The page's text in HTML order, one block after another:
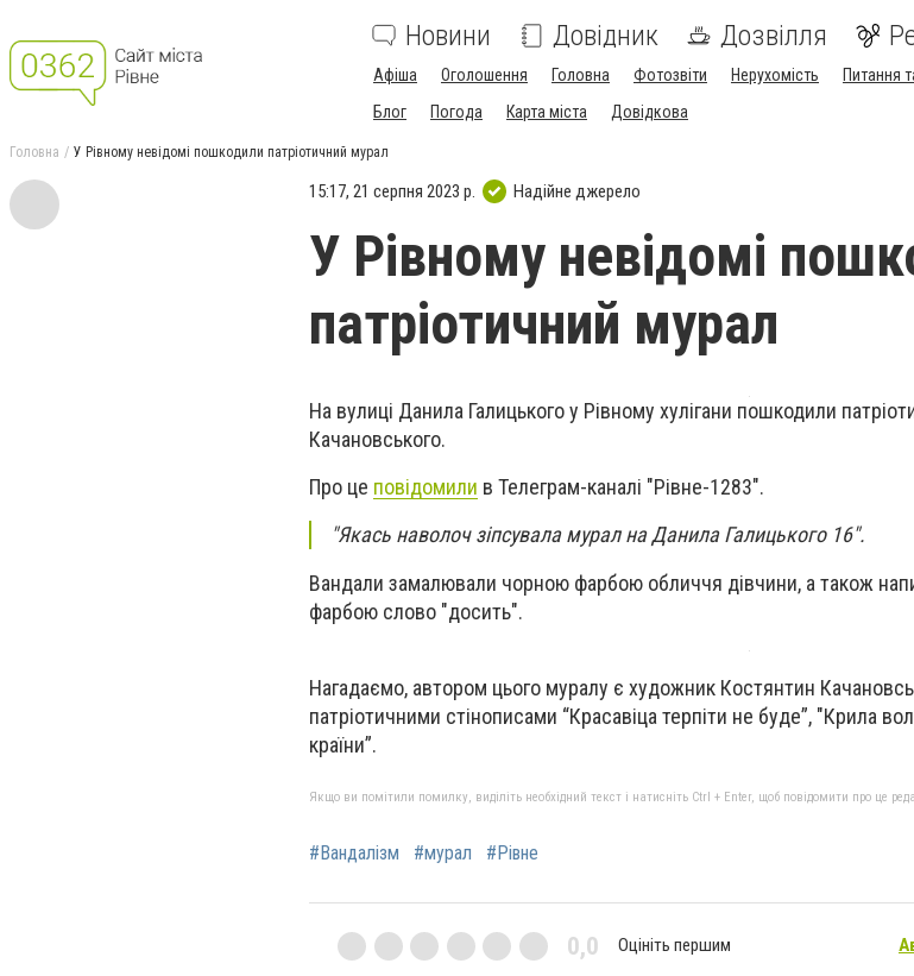
Новини Довідник Дозвілля
Афіша Оголошення Головна Фотозвіти Нерухомість Питання
Блог
Погода Карта міста Довідкова
Головна У Рівному невідомі пошкодили патріотичний мурал
15:17, 21 серпня 2023 р. Надійне джерело
У Рівному невідомі
патріотичний мурал
На вулиці Данила Галицького у Рівному хулігани пошкодили
Качановського.
Про це повідомили в Телеграм-каналі "Рівне-1283".
"Якась наволоч зіпсувала мурал на Данила Галицького 16".
Вандали замалювали чорною фарбою обличчя дівчини, а також
фарбою слово "досить".
Нагадаємо, автором цього муралу є художник Костянтин
патріотичними стінописами “Красавіца терпіти не буде”, "Крила
країни”.
Якщо ви помітили помилку, виділіть необхідний текст і натисніть Ctrl + Enter, щоб повідомити про це
#Вандалізм #мурал #Рівне
0,0 Оцініть першим